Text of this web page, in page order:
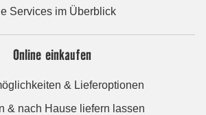
Services im Überblick
Online einkaufen
& Lieferoptionen
& nach Hause liefern lassen